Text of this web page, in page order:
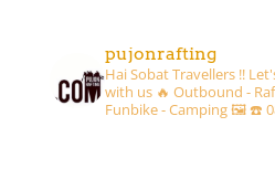
pujonrafting
Hai Sobat Travellers !!
with us 🔥 Outbound -
Funbike - Camping 🖼☎️